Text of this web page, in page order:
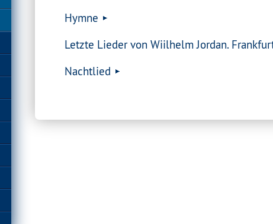
Hymne
Letzte Lieder von Wiilhelm Jordan.
Nachtlied